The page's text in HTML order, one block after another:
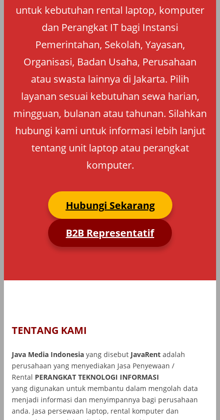
untuk kebutuhan rental laptop, komputer
dan Perangkat IT bagi Instansi
Pemerintahan, Sekolah, Yayasan,
Organisasi, Badan Usaha, Perusahaan
atau swasta lainnya di Jakarta. Pilih
layanan sesuai kebutuhan sewa harian,
mingguan, bulanan atau tahunan. Silahkan
hubungi kami untuk informasi lebih lanjut
tentang unit laptop atau perangkat
komputer.
Hubungi Sekarang
B2B Representatif
TENTANG KAMI
Java Media Indonesia yang disebut JavaRent adalah
perusahaan yang menyediakan Jasa Penyewaan /
Rental PERANGKAT TEKNOLOGI INFORMASI
yang digunakan untuk membantu dalam mengolah data
menjadi informasi dan menyimpannya bagi perusahaan
anda. Jasa persewaan laptop, rental komputer dan